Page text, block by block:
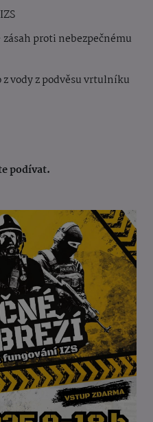
proti nebezpečnému
vody z podvěsu vrtulníku
podívat.